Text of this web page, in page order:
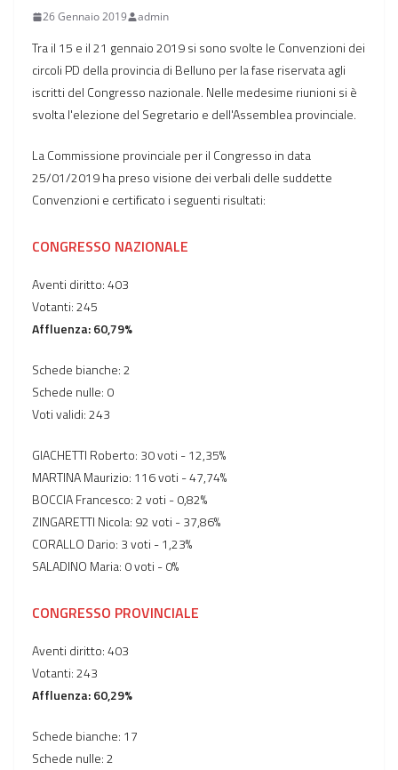
26 Gennaio 2019 admin
Tra il 15 e il 21 gennaio 2019 si sono svolte le Convenzioni dei
circoli PD della provincia di Belluno per la fase riservata agli
iscritti del Congresso nazionale. Nelle medesime riunioni si è
svolta l'elezione del Segretario e dell'Assemblea provinciale.
La Commissione provinciale per il Congresso in data
25/01/2019 ha preso visione dei verbali delle suddette
Convenzioni e certificato i seguenti risultati:
CONGRESSO NAZIONALE
Aventi diritto: 403
Votanti: 245
Affluenza: 60,79%
Schede bianche: 2
Schede nulle: 0
Voti validi: 243
GIACHETTI Roberto: 30 voti - 12,35%
MARTINA Maurizio: 116 voti - 47,74%
BOCCIA Francesco: 2 voti - 0,82%
ZINGARETTI Nicola: 92 voti - 37,86%
CORALLO Dario: 3 voti - 1,23%
SALADINO Maria: 0 voti - 0%
CONGRESSO PROVINCIALE
Aventi diritto: 403
Votanti: 243
Affluenza: 60,29%
Schede bianche: 17
Schede nulle: 2